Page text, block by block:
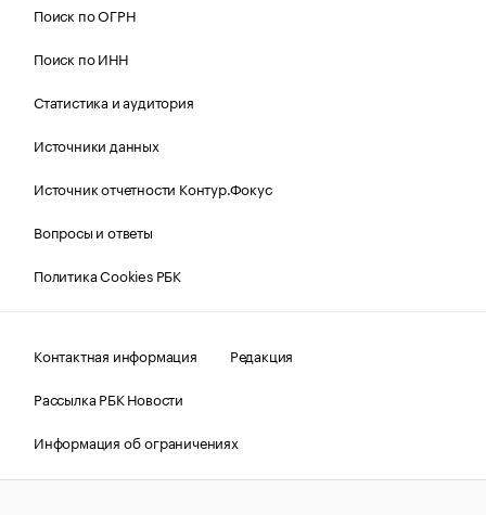
Поиск по ОГРН
Поиск по ИНН
Статистика и аудитория
Источники данных
Источник отчетности Контур.Фокус
Вопросы и ответы
Политика Cookies РБК
Контактная информация
Редакция
Рассылка РБК Новости
Информация об ограничениях
Правовая информация
О соблюдении авторских прав